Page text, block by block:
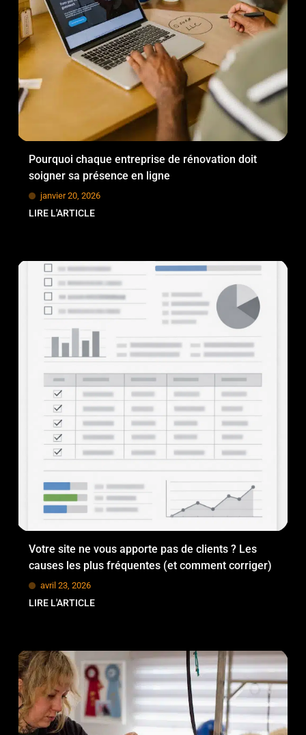
Pourquoi chaque entreprise de rénovation doit
soigner sa présence en ligne
janvier 20, 2026
LIRE L'ARTICLE
Votre site ne vous apporte pas de clients ? Les
causes les plus fréquentes (et comment corriger)
avril 23, 2026
LIRE L'ARTICLE